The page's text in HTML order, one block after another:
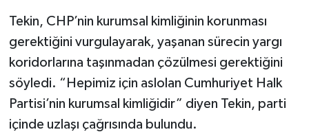
Tekin, CHP’nin kurumsal kimliğinin korunması
gerektiğini vurgulayarak, yaşanan sürecin yargı
koridorlarına taşınmadan çözülmesi gerektiğini
söyledi. “Hepimiz için aslolan Cumhuriyet Halk
Partisi’nin kurumsal kimliğidir” diyen Tekin, parti
içinde uzlaşı çağrısında bulundu.